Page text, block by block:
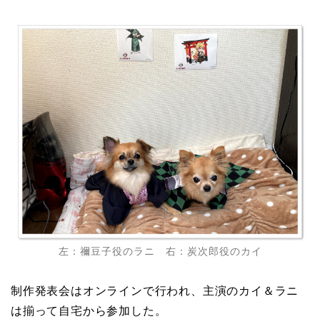
左：禰豆子役のラニ 右：炭次郎役のカイ
制作発表会はオンラインで行われ、主演のカイ＆ラニ
は揃って自宅から参加した。